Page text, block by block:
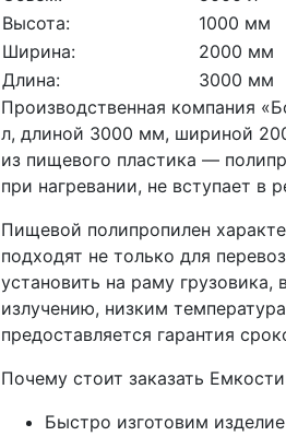
Высота:
1000 мм
Ширина:
2000 мм
Длина:
3000 мм
Производственная компания
л, длиной 3000 мм, шириной
из пищевого пластика —
при нагревании, не вступает
Пищевой полипропилен
подходят не только для
установить на раму
излучению, низким
предоставляется гарантия
Почему стоит заказать
Быстро изготовим